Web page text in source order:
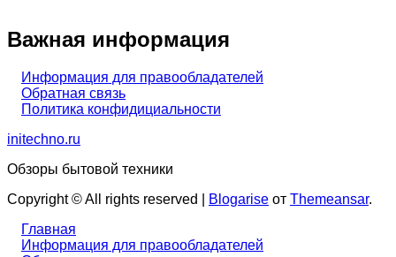
Важная информация
Информация для правообладателей
Обратная связь
Политика конфидициальности
initechno.ru
Обзоры бытовой техники
Copyright © All rights reserved
Blogarise от Themeansar.
Главная
Информация для правообладателей